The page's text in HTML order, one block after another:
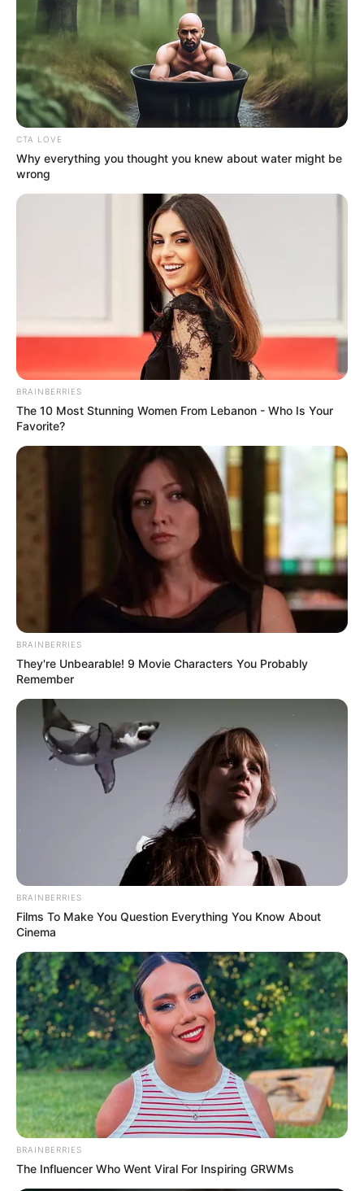
Bikin Ngakak, 10 Potret
Cosplay Murah Pakai Bahan
Seadanya
Anti Mainstream, 10 Cara
Membawa Barang Belanjaan
Versi Warga Thailand
Langka Banget! 10 Pose Lucu
Katak yang Bikin Ketawa
Gemes
Ambyar! 10 Kalimat Baper
Pakai Bahasa Jawa Ini Bikin
Galau Abis
Fail! 10 Potret Makanan Gagal
Dimasak yang Bikin Kamu
10 Pose Manekin Anti
Mainstream yang Konyol
Banget
8 Kata Lucu Seputar Malam
Minggu ala Jomblo yang Bikin
CTA LOVE
Why everything you thought you knew about water might be
wrong
BRAINBERRIES
The 10 Most Stunning Women From Lebanon - Who Is Your
Favorite?
BRAINBERRIES
They're Unbearable! 9 Movie Characters You Probably
Remember
BRAINBERRIES
Films To Make You Question Everything You Know About
Cinema
BRAINBERRIES
The Influencer Who Went Viral For Inspiring GRWMs